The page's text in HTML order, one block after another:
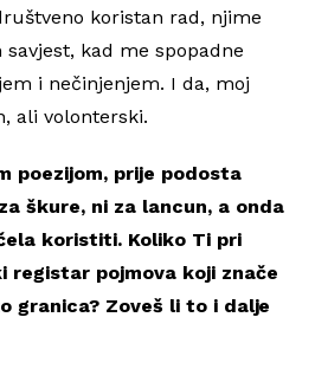
koristan rad, njime
kad me spopadne
i nečinjenjem. I da, moj
ali volonterski.
poezijom, prije podosta
škure, ni za lancun, a onda
koristiti. Koliko Ti pri
registar pojmova koji znače
granica? Zoveš li to i dalje